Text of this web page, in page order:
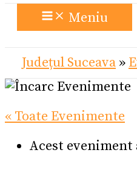
Meniu
Județul Suceava »
« Toate Evenimente
Acest eveniment